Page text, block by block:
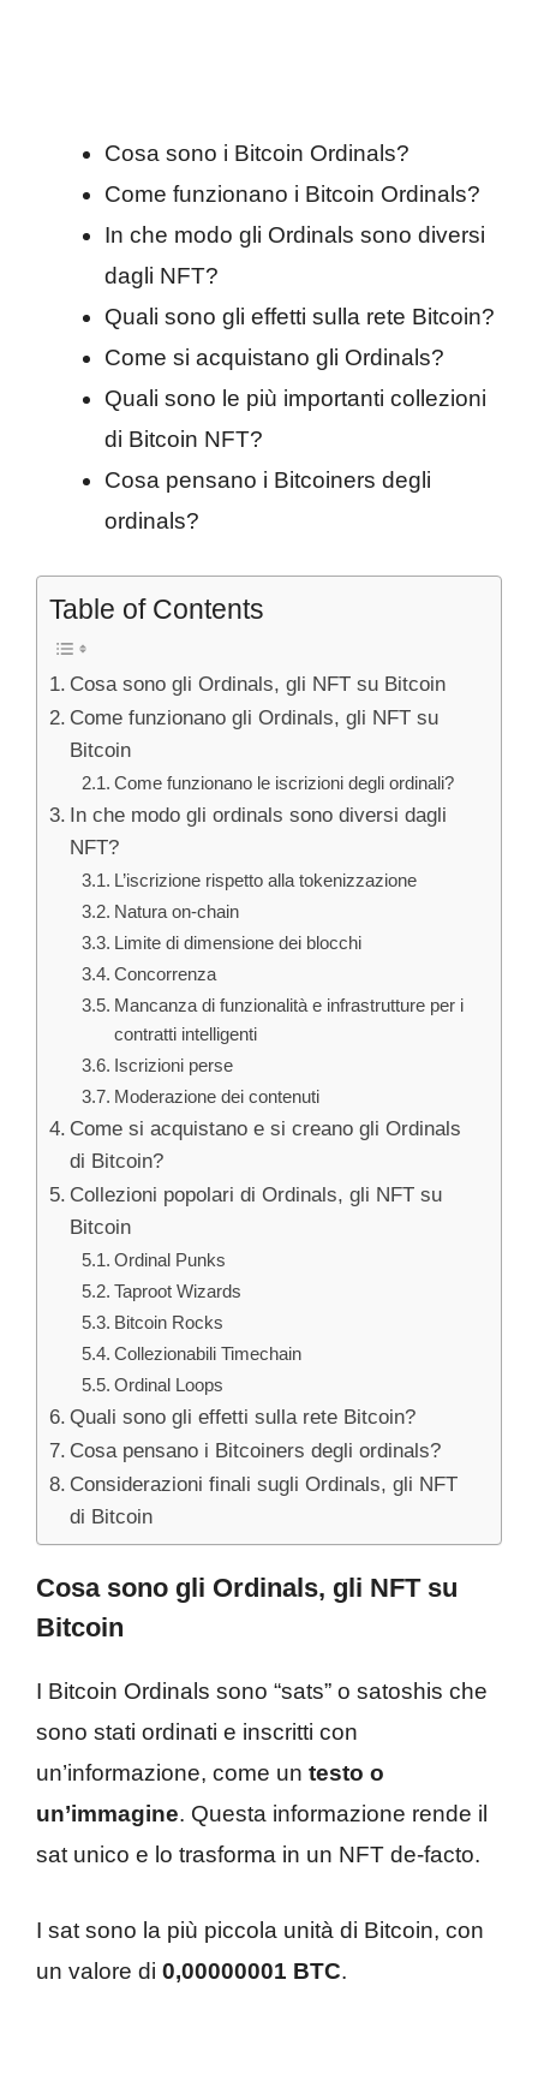
Cosa sono i Bitcoin Ordinals?
Come funzionano i Bitcoin Ordinals?
In che modo gli Ordinals sono diversi
dagli NFT?
Quali sono gli effetti sulla rete Bitcoin?
Come si acquistano gli Ordinals?
Quali sono le più importanti collezioni
di Bitcoin NFT?
Cosa pensano i Bitcoiners degli
ordinals?
Table of Contents
Cosa sono gli Ordinals, gli NFT su Bitcoin
Come funzionano gli Ordinals, gli NFT su
Bitcoin
Come funzionano le iscrizioni degli ordinali?
In che modo gli ordinals sono diversi dagli
NFT?
L’iscrizione rispetto alla tokenizzazione
Natura on-chain
Limite di dimensione dei blocchi
Concorrenza
Mancanza di funzionalità e infrastrutture per i
contratti intelligenti
Iscrizioni perse
Moderazione dei contenuti
Come si acquistano e si creano gli Ordinals
di Bitcoin?
Collezioni popolari di Ordinals, gli NFT su
Bitcoin
Ordinal Punks
Taproot Wizards
Bitcoin Rocks
Collezionabili Timechain
Ordinal Loops
Quali sono gli effetti sulla rete Bitcoin?
Cosa pensano i Bitcoiners degli ordinals?
Considerazioni finali sugli Ordinals, gli NFT
di Bitcoin
Cosa sono gli Ordinals, gli NFT su
Bitcoin
I Bitcoin Ordinals sono “sats” o satoshis che
sono stati ordinati e inscritti con
un’informazione, come un testo o
un’immagine. Questa informazione rende il
sat unico e lo trasforma in un NFT de-facto.
I sat sono la più piccola unità di Bitcoin, con
un valore di 0,00000001 BTC.